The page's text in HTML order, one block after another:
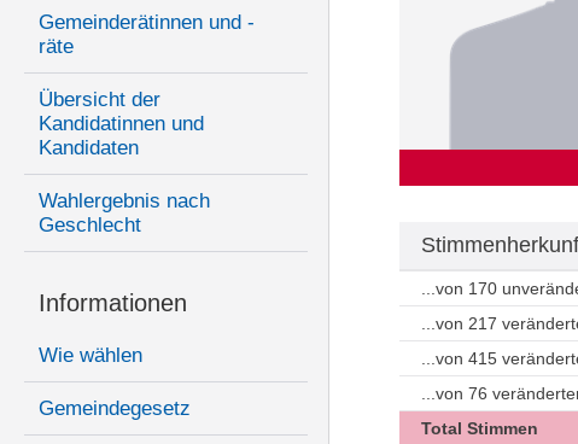
Gemeinderätinnen und -
räte
Übersicht der
Kandidatinnen und
Kandidaten
Wahlergebnis nach
Geschlecht
Informationen
Wie wählen
Gemeindegesetz
...von 170
...von 217
...von 415
...von 76
Total Stimmen